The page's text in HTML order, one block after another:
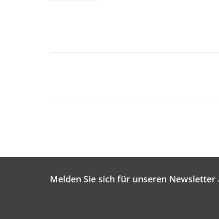
Melden Sie sich für unseren Newsletter